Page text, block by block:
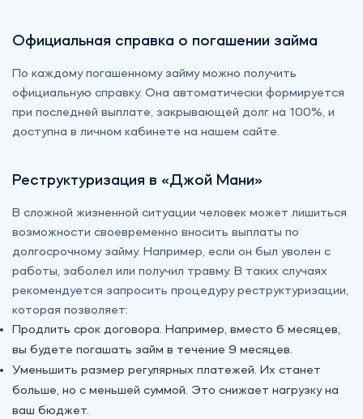
Официальная справка о погашении займа
По каждому погашенному займу можно получить
официальную справку. Она автоматически формируется
при последней выплате, закрывающей долг на 100%, и
доступна в личном кабинете на нашем сайте.
Реструктуризация в «Джой Мани»
В сложной жизненной ситуации человек может лишиться
возможности своевременно вносить выплаты по
долгосрочному займу. Например, если он был уволен с
работы, заболел или получил травму. В таких случаях
рекомендуется запросить процедуру реструктуризации,
которая позволяет:
Продлить срок договора. Например, вместо 6 месяцев,
вы будете погашать займ в течение 9 месяцев.
Уменьшить размер регулярных платежей. Их станет
больше, но с меньшей суммой. Это снижает нагрузку на
ваш бюджет.